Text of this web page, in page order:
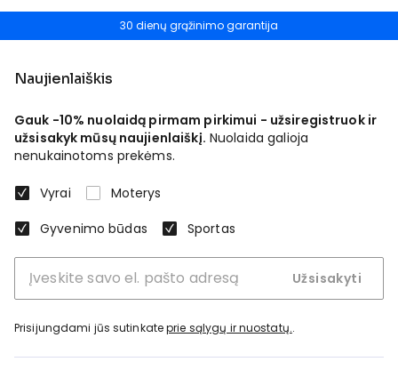
30 dienų grąžinimo garantija
Naujienlaiškis
Gauk -10% nuolaidą pirmam pirkimui - užsiregistruok ir
užsisakyk mūsų naujienlaiškį. Nuolaida galioja
nenukainotoms prekėms.
Vyrai
Moterys
Gyvenimo būdas
Sportas
Užsisakyti
Prisijungdami jūs sutinkateprie sąlygų ir nuostatų..